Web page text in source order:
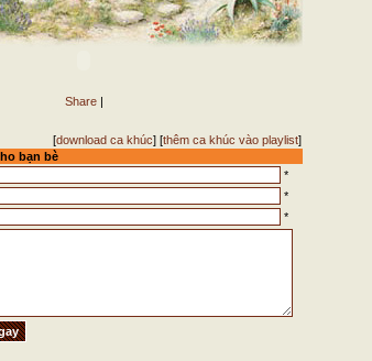
Share |
[download ca khúc] [thêm ca khúc vào playlist]
bạn bè
*
*
*